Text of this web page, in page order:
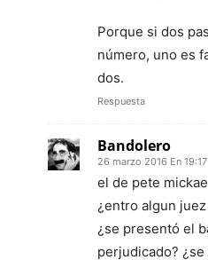
Porque si dos
número, uno es
dos.
Respuesta
Bandolero
26 marzo 2016 En 19:17
el de pete
¿entro algun
¿se presentó el
perjudicado?